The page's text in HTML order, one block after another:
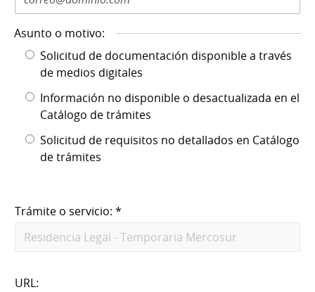
Asunto o motivo:
Solicitud de documentación disponible a través
de medios digitales
Información no disponible o desactualizada en el
Catálogo de trámites
Solicitud de requisitos no detallados en Catálogo
de trámites
Trámite o servicio: *
URL: